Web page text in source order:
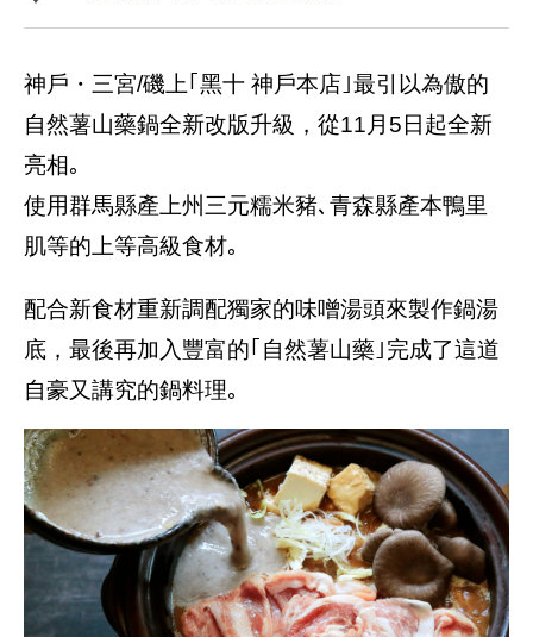
神戶・三宮/磯上｢黑十 神戶本店｣最引以為傲的
自然薯山藥鍋全新改版升級，從11月5日起全新
亮相｡
使用群馬縣產上州三元糯米豬､青森縣產本鴨里
肌等的上等高級食材｡
配合新食材重新調配獨家的味噌湯頭來製作鍋湯
底，最後再加入豐富的｢自然薯山藥｣完成了這道
自豪又講究的鍋料理｡